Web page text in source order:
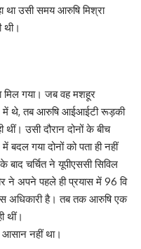
था उसी समय आरुषि मिश्रा
थी।
मिल गया। जब वह मशहूर
में थे, तब आरुषि आईआईटी रूड़की
उसी दौरान दोनों के बीच
बदल गया दोनों को पता ही नहीं
चर्चित ने यूपीएससी सिविल
ने अपने पहले ही प्रयास में 96 वि
अधिकारी है। तब तक आरुषि एक
थीं।
नहीं था।